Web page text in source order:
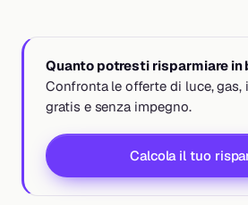
Quanto potresti risparmiare
Confronta le offerte di luce, gas,
gratis e senza impegno.
Calcola il tuo